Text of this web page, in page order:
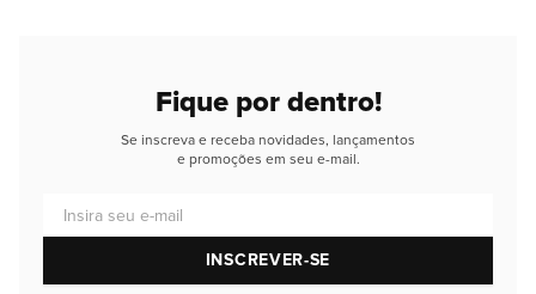
Fique por dentro!
Se inscreva e receba novidades, lançamentos
e promoções em seu e-mail.
INSCREVER-SE